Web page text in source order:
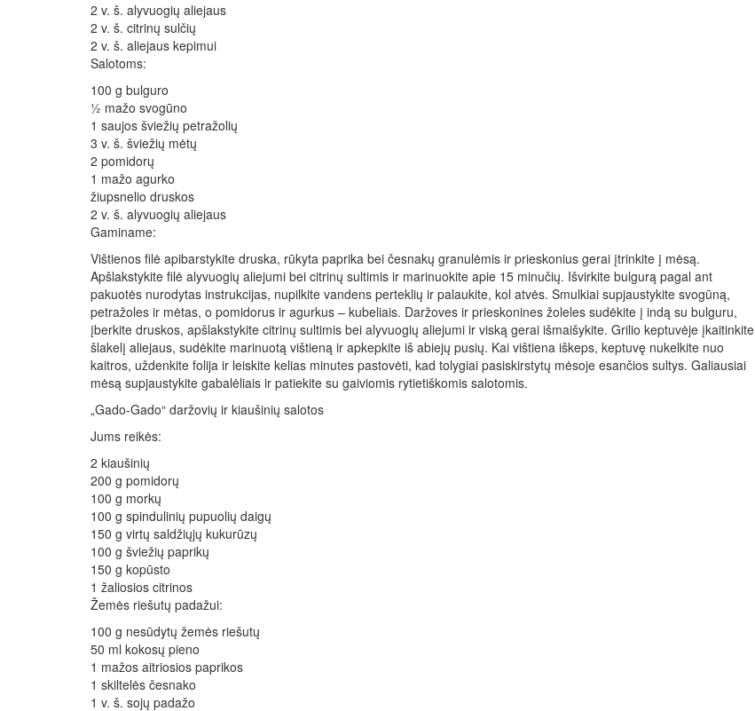
2 v. š. alyvuogių aliejaus
2 v. š. citrinų sulčių
2 v. š. aliejaus kepimui
Salotoms:
100 g bulguro
½ mažo svogūno
1 saujos šviežių petražolių
3 v. š. šviežių mėtų
2 pomidorų
1 mažo agurko
žiupsnelio druskos
2 v. š. alyvuogių aliejaus
Gaminame:
Vištienos filė apibarstykite druska, rūkyta paprika bei česnakų granulėmis ir prieskonius gerai įtrinkite į mėsą.
Apšlakstykite filė alyvuogių aliejumi bei citrinų sultimis ir marinuokite apie 15 minučių. Išvirkite bulgurą pagal ant
pakuotės nurodytas instrukcijas, nupilkite vandens perteklių ir palaukite, kol atvės. Smulkiai supjaustykite svogūną,
petražoles ir mėtas, o pomidorus ir agurkus – kubeliais. Daržoves ir prieskonines žoleles sudėkite į indą su bulguru,
įberkite druskos, apšlakstykite citrinų sultimis bei alyvuogių aliejumi ir viską gerai išmaišykite. Grilio keptuvėje įkaitinkite
šlakelį aliejaus, sudėkite marinuotą vištieną ir apkepkite iš abiejų pusių. Kai vištiena iškeps, keptuvę nukelkite nuo
kaitros, uždenkite folija ir leiskite kelias minutes pastovėti, kad tolygiai pasiskirstytų mėsoje esančios sultys. Galiausiai
mėsą supjaustykite gabalėliais ir patiekite su gaiviomis rytietiškomis salotomis.
„Gado-Gado“ daržovių ir kiaušinių salotos
Jums reikės:
2 kiaušinių
200 g pomidorų
100 g morkų
100 g spindulinių pupuolių daigų
150 g virtų saldžiųjų kukurūzų
100 g šviežių paprikų
150 g kopūsto
1 žaliosios citrinos
Žemės riešutų padažui:
100 g nesūdytų žemės riešutų
50 ml kokosų pieno
1 mažos aitriosios paprikos
1 skiltelės česnako
1 v. š. sojų padažo